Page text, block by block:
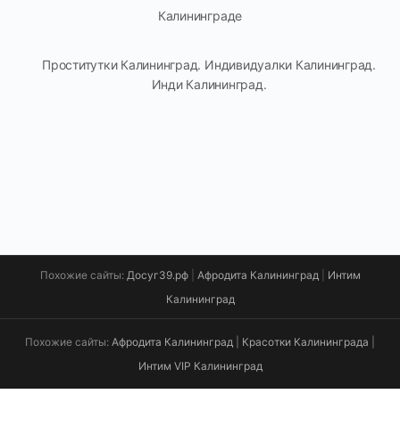
Калининграде
Проститутки Калининград. Индивидуалки Калининград.
Инди Калининград.
Похожие сайты: Досуг39.рф| Афродита Калининград| Интим
Калининград
Похожие сайты: Афродита Калининград Красотки Калининграда
Интим VIP Калининград